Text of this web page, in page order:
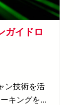
ガイドロ
ン技術を活
キングを提